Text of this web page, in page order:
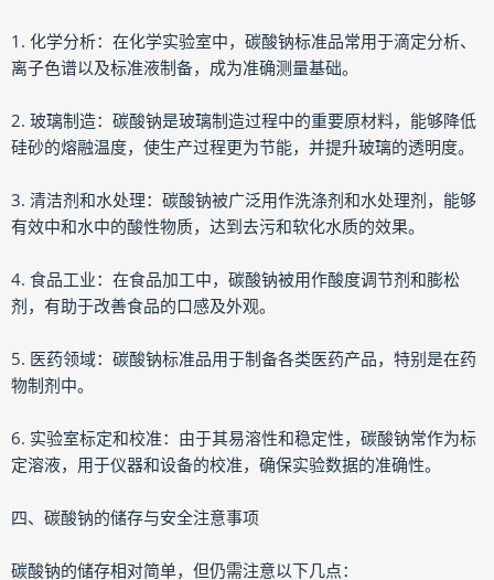
1. 化学分析：在化学实验室中，碳酸钠标准品常用于滴定分析、
离子色谱以及标准液制备，成为准确测量基础。
2. 玻璃制造：碳酸钠是玻璃制造过程中的重要原材料，能够降低
硅砂的熔融温度，使生产过程更为节能，并提升玻璃的透明度。
3. 清洁剂和水处理：碳酸钠被广泛用作洗涤剂和水处理剂，能够
有效中和水中的酸性物质，达到去污和软化水质的效果。
4. 食品工业：在食品加工中，碳酸钠被用作酸度调节剂和膨松
剂，有助于改善食品的口感及外观。
5. 医药领域：碳酸钠标准品用于制备各类医药产品，特别是在药
物制剂中。
6. 实验室标定和校准：由于其易溶性和稳定性，碳酸钠常作为标
定溶液，用于仪器和设备的校准，确保实验数据的准确性。
四、碳酸钠的储存与安全注意事项
碳酸钠的储存相对简单，但仍需注意以下几点：